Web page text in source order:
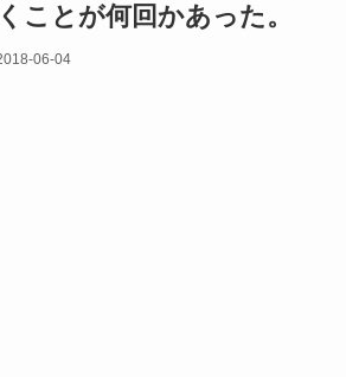
ことが何回かあった。
06-04